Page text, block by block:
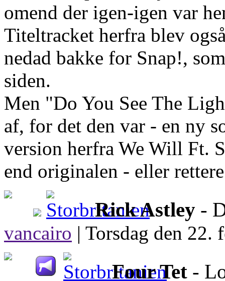
omend der igen-igen var
Titeltracket herfra blev
nedad bakke for Snap!,
siden.
Men "Do You See The
af, for det den var - en ny
version herfra We Will Ft.
end originalen - eller
Rick Astley -
vancairo | Torsdag den 22.
Four Tet -